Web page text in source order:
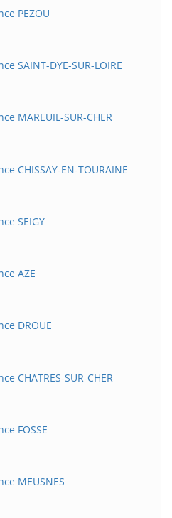
PEZOU
SAINT-DYE-SUR-LOIRE
MAREUIL-SUR-CHER
CHISSAY-EN-TOURAINE
SEIGY
AZE
DROUE
CHATRES-SUR-CHER
FOSSE
MEUSNES